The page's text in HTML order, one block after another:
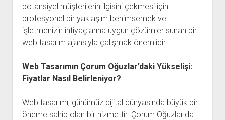
potansiyel müşterilerin ilgisini çekmesi için
profesyonel bir yaklaşım benimsemek ve
işletmenizin ihtiyaçlarına uygun çözümler sunan bir
web tasarım ajansıyla çalışmak önemlidir.
Web Tasarımın Çorum Oğuzlar’daki Yükselişi:
Fiyatlar Nasıl Belirleniyor?
Web tasarımı, günümüz dijital dünyasında büyük bir
öneme sahip olan bir hizmettir. Çorum Oğuzlar'da